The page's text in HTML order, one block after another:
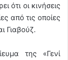
ότι οι κινήσεις
από τις οποίες
Γιαβούζ.
της «Γενί